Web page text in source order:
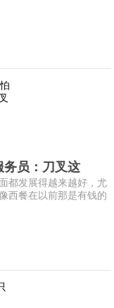
务员：刀叉这
都发展得越来越好，尤
西餐在以前那是有钱的